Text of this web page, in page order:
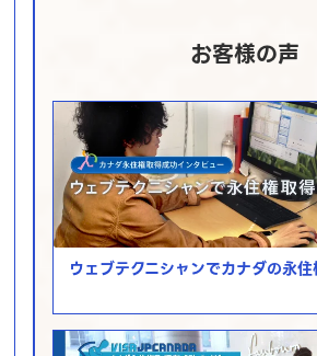
お客様の声
ウェブテクニシャンでカナダの永住